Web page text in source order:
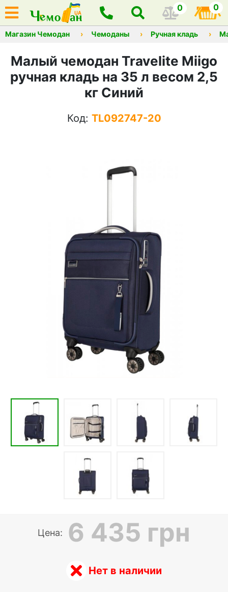
0 0
Магазин Чемодан Чемоданы Ручная кладь
Малый чемодан Travelite Miigo
ручная кладь на 35 л весом 2,5
кг Синий
Код: TL092747-20
Цена: 6 435 грн
Нет в наличии